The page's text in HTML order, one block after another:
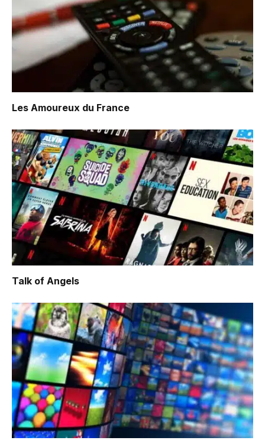
Les Amoureux du France
Talk of Angels